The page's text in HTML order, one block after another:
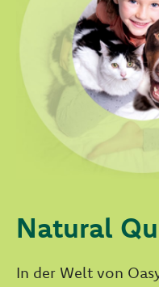
Natural
In der Welt von